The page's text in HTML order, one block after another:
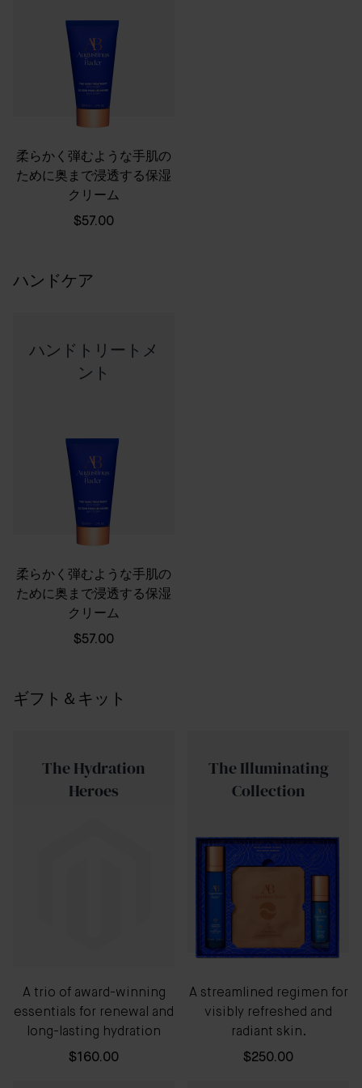
柔らかく弾むような手肌の
ために奥まで浸透する保湿
クリーム
$57.00
ハンドケア
ハンドトリートメ
ント
柔らかく弾むような手肌の
ために奥まで浸透する保湿
クリーム
$57.00
ギフト＆キット
The Hydration
Heroes
A trio of award-winning
essentials for renewal and
long-lasting hydration
$160.00
The Illuminating
Collection
A streamlined regimen for
visibly refreshed and
radiant skin.
$250.00